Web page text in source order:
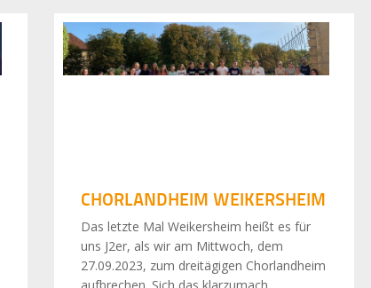
CHORLANDHEIM WEIKERSHEIM
Das letzte Mal Weikersheim heißt es für
uns J2er, als wir am Mittwoch, dem
27.09.2023, zum dreitägigen Chorlandheim